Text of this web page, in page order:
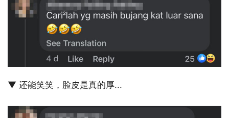
▼ 还能笑笑，脸皮是真的厚...